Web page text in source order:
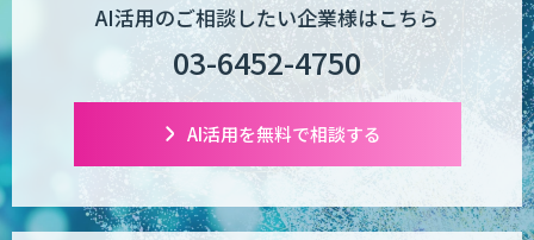
AI活用のご相談したい企業様はこちら
03-6452-4750
AI活用を無料で相談する